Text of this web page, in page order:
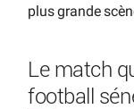
plus grande
Le match
football